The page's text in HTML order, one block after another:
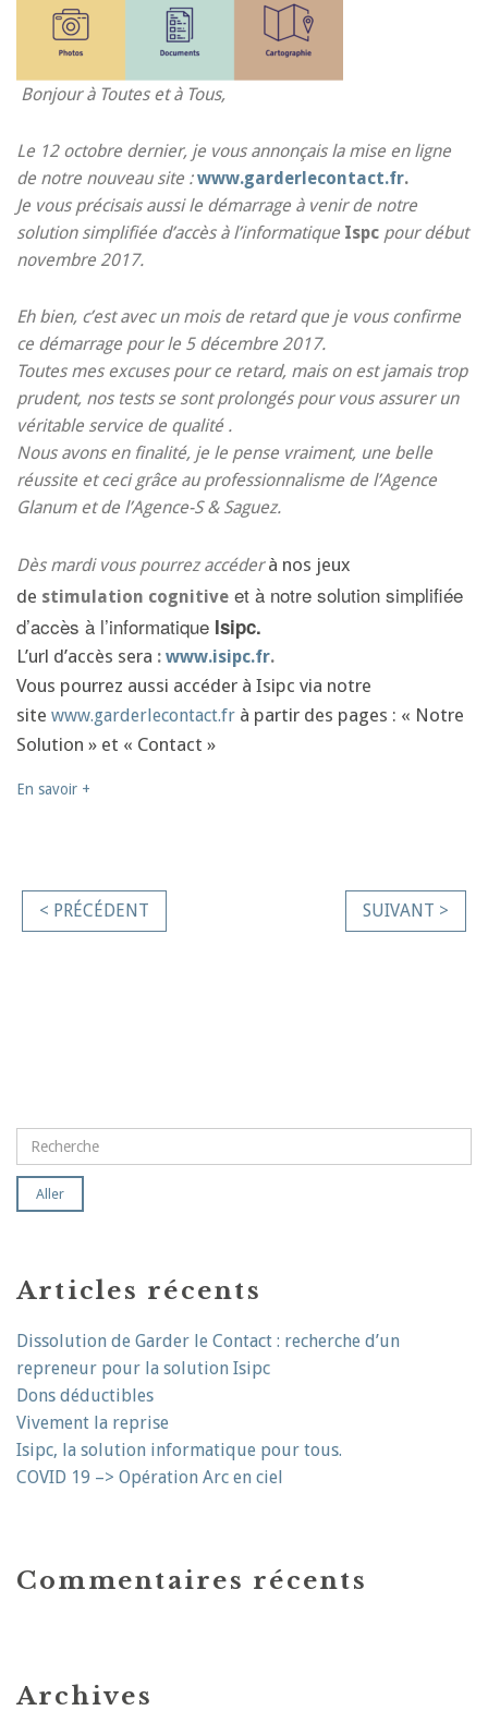
Bonjour à Toutes et à Tous,
Le 12 octobre dernier, je vous annonçais la mise en ligne
de notre nouveau site :www.garderlecontact.fr.
Je vous précisais aussi le démarrage à venir de notre
solution simplifiée d’accès à l’informatique Ispc pour début
novembre 2017.
Eh bien, c’est avec un mois de retard que je vous confirme
ce démarrage pour le 5 décembre 2017.
Toutes mes excuses pour ce retard, mais on est jamais trop
prudent, nos tests se sont prolongés pour vous assurer un
véritable service de qualité .
Nous avons en finalité, je le pense vraiment, une belle
réussite et ceci grâce au professionnalisme de l’Agence
Glanum et de l’Agence-S & Saguez.
Dès mardi vous pourrez accéderà nos jeux
de stimulation cognitive et à notre solution simplifiée
d’accès à l’informatique Isipc.
L’url d’accès sera : www.isipc.fr.
Vous pourrez aussi accéder à Isipc via notre
site www.garderlecontact.fr à partir des pages : « Notre
Solution » et « Contact »
En savoir +
< PRÉCÉDENT SUIVANT >
Articles récents
Dissolution de Garder le Contact : recherche d’un
repreneur pour la solution Isipc
Dons déductibles
Vivement la reprise
Isipc, la solution informatique pour tous.
COVID 19 –> Opération Arc en ciel
Commentaires récents
Archives